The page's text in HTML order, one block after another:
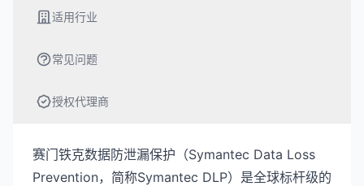
适用行业
常见问题
授权代理商
赛门铁克数据防泄漏保护（Symantec Data Loss
Prevention，简称Symantec DLP）是全球标杆级的